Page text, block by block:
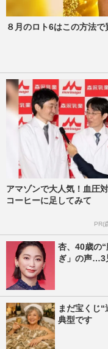
８月のロト6はこの方法
アマゾンで大人気！血圧
コーヒーに足してみて
PR(
杏、40歳の
ぎ」の声…3
まだ宝くじ
典型です